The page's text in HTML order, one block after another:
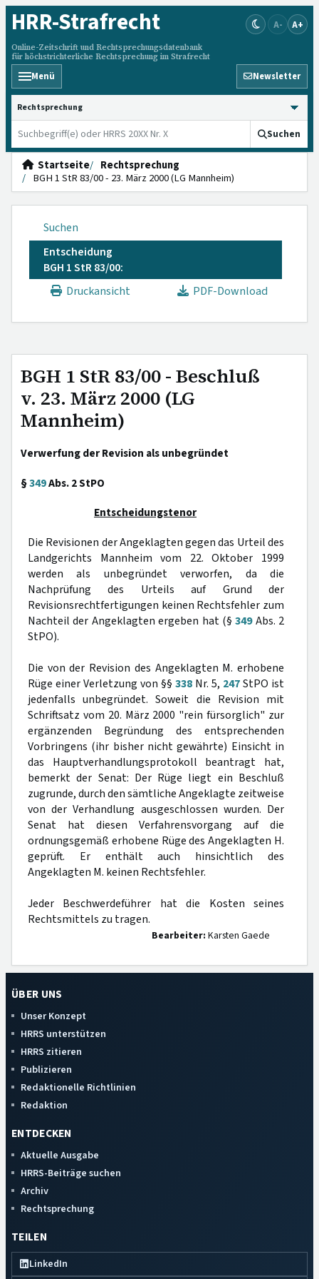
HRR-Strafrecht
Online-Zeitschrift und Rechtsprechungsdatenbank
für höchstrichterliche Rechtsprechung im Strafrecht
A- A+
Menü Newsletter
HRRS durchsuchen
Suchen
Startseite
Rechtsprechung
BGH 1 StR 83/00 - 23. März 2000 (LG Mannheim)
Suchen
Entscheidung
BGH 1 StR 83/00:
Druckansicht
PDF-Download
BGH 1 StR 83/00 - Beschluß
v. 23. März 2000 (LG
Mannheim)
Verwerfung der Revision als unbegründet
§349Abs. 2 StPO
Entscheidungstenor
Die Revisionen der Angeklagten gegen das Urteil des
Landgerichts Mannheim vom 22. Oktober 1999
werden als unbegründet verworfen, da die
Nachprüfung des Urteils auf Grund der
Revisionsrechtfertigungen keinen Rechtsfehler zum
Nachteil der Angeklagten ergeben hat (§349Abs. 2
StPO).
Die von der Revision des Angeklagten M. erhobene
Rüge einer Verletzung von §§ 338 Nr. 5, 247StPO ist
jedenfalls unbegründet. Soweit die Revision mit
Schriftsatz vom 20. März 2000 "rein fürsorglich" zur
ergänzenden Begründung des entsprechenden
Vorbringens (ihr bisher nicht gewährte) Einsicht in
das Hauptverhandlungsprotokoll beantragt hat,
bemerkt der Senat: Der Rüge liegt ein Beschluß
zugrunde, durch den sämtliche Angeklagte zeitweise
von der Verhandlung ausgeschlossen wurden. Der
Senat hat diesen Verfahrensvorgang auf die
ordnungsgemäß erhobene Rüge des Angeklagten H.
geprüft. Er enthält auch hinsichtlich des
Angeklagten M. keinen Rechtsfehler.
Jeder Beschwerdeführer hat die Kosten seines
Rechtsmittels zu tragen.
Bearbeiter: Karsten Gaede
ÜBER UNS
Unser Konzept
HRRS unterstützen
HRRS zitieren
Publizieren
Redaktionelle Richtlinien
Redaktion
ENTDECKEN
Aktuelle Ausgabe
HRRS-Beiträge suchen
Archiv
Rechtsprechung
TEILEN
LinkedIn